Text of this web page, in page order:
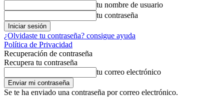
tu nombre de usuario
tu contraseña
¿Olvidaste tu contraseña? consigue ayuda
Política de Privacidad
Recuperación de contraseña
Recupera tu contraseña
tu correo electrónico
Se te ha enviado una contraseña por correo electrónico.